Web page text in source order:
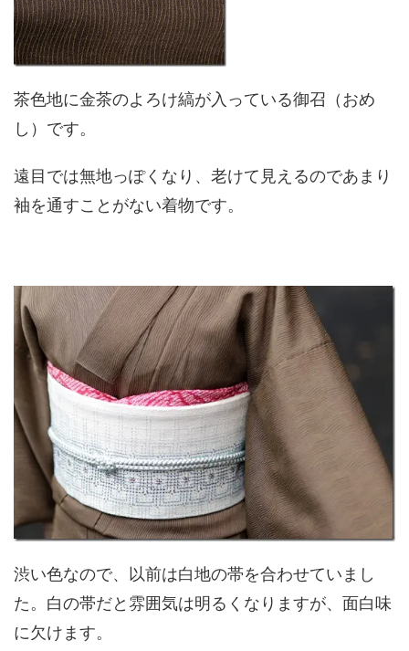
茶色地に金茶のよろけ縞が入っている御召（おめ
し）です。
遠目では無地っぽくなり、老けて見えるのであまり
袖を通すことがない着物です。
渋い色なので、以前は白地の帯を合わせていまし
た。白の帯だと雰囲気は明るくなりますが、面白味
に欠けます。